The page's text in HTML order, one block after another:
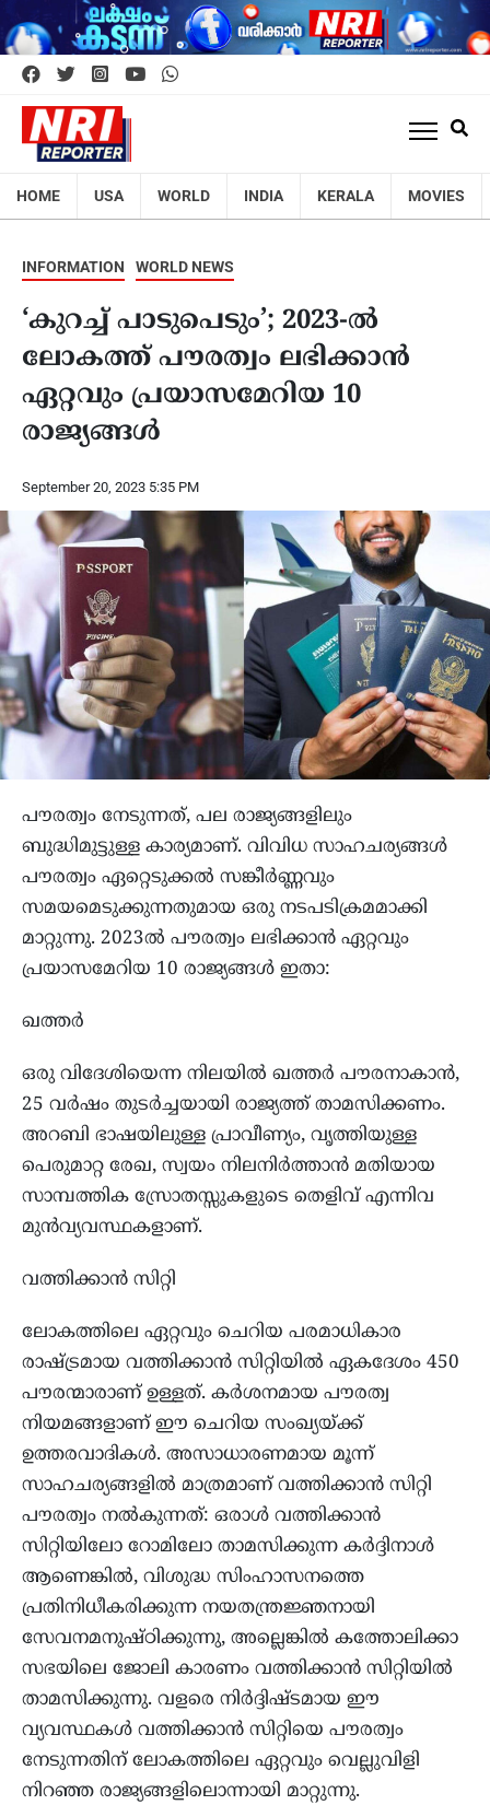
HOME USA WORLD INDIA KERALA MOVIES
INFORMATION WORLD NEWS
‘കുറച്ച് പാടുപെടും’; 2023-ൽ
ലോകത്ത് പൗരത്വം ലഭിക്കാൻ
ഏറ്റവും പ്രയാസമേറിയ 10
രാജ്യങ്ങൾ
September 20, 2023 5:35 PM
പൗരത്വം നേടുന്നത്, പല രാജ്യങ്ങളിലും
ബുദ്ധിമുട്ടുള്ള കാര്യമാണ്. വിവിധ സാഹചര്യങ്ങൾ
പൗരത്വം ഏറ്റെടുക്കൽ സങ്കീർണ്ണവും
സമയമെടുക്കുന്നതുമായ ഒരു നടപടിക്രമമാക്കി
മാറ്റുന്നു. 2023ൽ പൗരത്വം ലഭിക്കാൻ ഏറ്റവും
പ്രയാസമേറിയ 10 രാജ്യങ്ങൾ ഇതാ:
ഖത്തർ
ഒരു വിദേശിയെന്ന നിലയിൽ ഖത്തർ പൗരനാകാൻ,
25 വർഷം തുടർച്ചയായി രാജ്യത്ത് താമസിക്കണം.
അറബി ഭാഷയിലുള്ള പ്രാവീണ്യം, വൃത്തിയുള്ള
പെരുമാറ്റ രേഖ, സ്വയം നിലനിർത്താൻ മതിയായ
സാമ്പത്തിക സ്രോതസ്സുകളുടെ തെളിവ് എന്നിവ
മുൻവ്യവസ്ഥകളാണ്.
വത്തിക്കാൻ സിറ്റി
ലോകത്തിലെ ഏറ്റവും ചെറിയ പരമാധികാര
രാഷ്ട്രമായ വത്തിക്കാൻ സിറ്റിയിൽ ഏകദേശം 450
പൗരന്മാരാണ് ഉള്ളത്. കർശനമായ പൗരത്വ
നിയമങ്ങളാണ് ഈ ചെറിയ സംഖ്യയ്ക്ക്
ഉത്തരവാദികൾ. അസാധാരണമായ മൂന്ന്
സാഹചര്യങ്ങളിൽ മാത്രമാണ് വത്തിക്കാൻ സിറ്റി
പൗരത്വം നൽകുന്നത്: ഒരാൾ വത്തിക്കാൻ
സിറ്റിയിലോ റോമിലോ താമസിക്കുന്ന കർദ്ദിനാൾ
ആണെങ്കിൽ, വിശുദ്ധ സിംഹാസനത്തെ
പ്രതിനിധീകരിക്കുന്ന നയതന്ത്രജ്ഞനായി
സേവനമനുഷ്ഠിക്കുന്നു, അല്ലെങ്കിൽ കത്തോലിക്കാ
സഭയിലെ ജോലി കാരണം വത്തിക്കാൻ സിറ്റിയിൽ
താമസിക്കുന്നു. വളരെ നിർദ്ദിഷ്ടമായ ഈ
വ്യവസ്ഥകൾ വത്തിക്കാൻ സിറ്റിയെ പൗരത്വം
നേടുന്നതിന് ലോകത്തിലെ ഏറ്റവും വെല്ലുവിളി
നിറഞ്ഞ രാജ്യങ്ങളിലൊന്നായി മാറ്റുന്നു.